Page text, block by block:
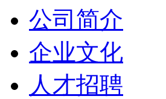
公司简介
企业文化
人才招聘